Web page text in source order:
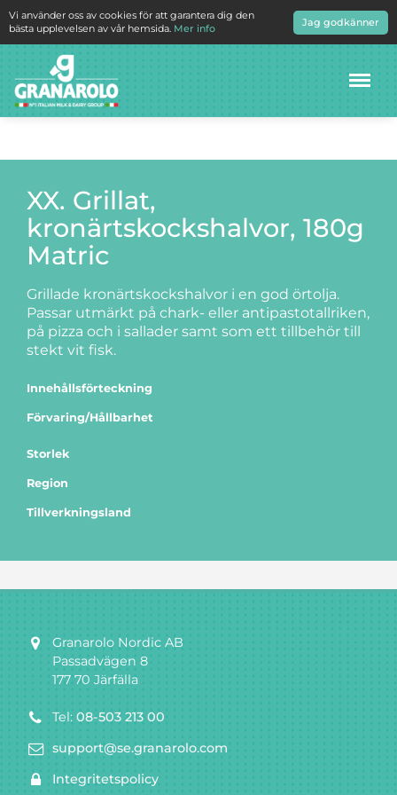
Vi använder oss av cookies för att garantera dig den
bästa upplevelsen av vår hemsida. Mer info
Jag godkänner
Meny
XX. Grillat,
kronärtskockshalvor, 180g
Matric
Grillade kronärtskockshalvor i en god örtolja.
Passar utmärkt på chark- eller antipastotallriken,
på pizza och i sallader samt som ett tillbehör till
stekt vit fisk.
Innehållsförteckning
Förvaring/Hållbarhet
Storlek
Region
Tillverkningsland
Granarolo Nordic AB
Passadvägen 8
177 70 Järfälla
Tel: 08-503 213 00
support@se.granarolo.com
Integritetspolicy